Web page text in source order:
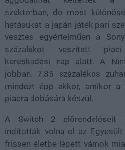
szektorban, de most
hatásukat a japán játékipari
vesztes egyértelműen a
százalékot veszített
kereskedési nap alatt. A
jobban, 7,85 százalékos
mindezt épp akkor, amikor
piacra dobására készül.
A Switch 2 előrendeléseit
indították volna el az Egyesült
frissen életbe lépett vámok